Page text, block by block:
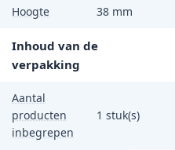
Ja
Ja
Ja
Hoogte 38 mm
Inhoud van de
verpakking
Aantal
producten
inbegrepen
1 stuk(s)